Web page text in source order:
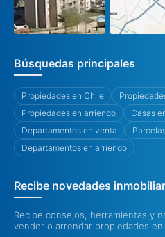
Búsquedas principales
Propiedades en Chile
Propiedades en arriendo
Casas
Departamentos en venta
Departamentos en arriendo
Recibe novedades
Recibe consejos, herramientas y
vender o arrendar propiedades en